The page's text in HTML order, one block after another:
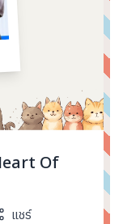
Mall 899
Of
แชร์